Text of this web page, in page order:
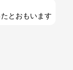
とおもいます